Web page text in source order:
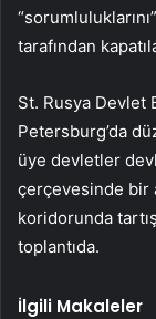
tarafından
St. Rusya Devlet
Petersburg’da
üye devletler
çerçevesinde bir
koridorunda
toplantıda.
İlgili Makaleler